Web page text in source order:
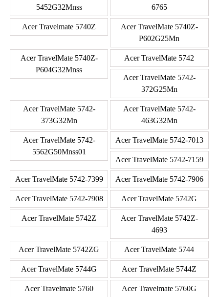
5452G32Mnss
6765
Acer Travelmate 5740Z
Acer TravelMate 5740Z-
P602G25Mn
Acer TravelMate 5740Z-
P604G32Mnss
Acer TravelMate 5742
Acer TravelMate 5742-
372G25Mn
Acer TravelMate 5742-
373G32Mn
Acer TravelMate 5742-
463G32Mn
Acer TravelMate 5742-
5562G50Mnss01
Acer TravelMate 5742-7013
Acer TravelMate 5742-7159
Acer TravelMate 5742-7399 Acer TravelMate 5742-7906
Acer TravelMate 5742-7908 Acer TravelMate 5742G
Acer TravelMate 5742Z
Acer TravelMate 5742Z-
4693
Acer TravelMate 5742ZG Acer TravelMate 5744
Acer TravelMate 5744G Acer TravelMate 5744Z
Acer Travelmate 5760 Acer Travelmate 5760G